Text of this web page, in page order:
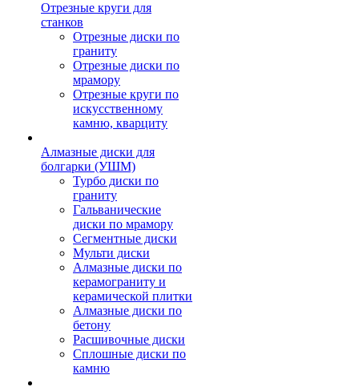
Отрезные круги для
станков
Отрезные диски по
граниту
Отрезные диски по
мрамору
Отрезные круги по
искусственному
камню, кварциту
Алмазные диски для
болгарки (УШМ)
Турбо диски по
граниту
Гальванические
диски по мрамору
Сегментные диски
Мульти диски
Алмазные диски по
керамограниту и
керамической плитки
Алмазные диски по
бетону
Расшивочные диски
Сплошные диски по
камню